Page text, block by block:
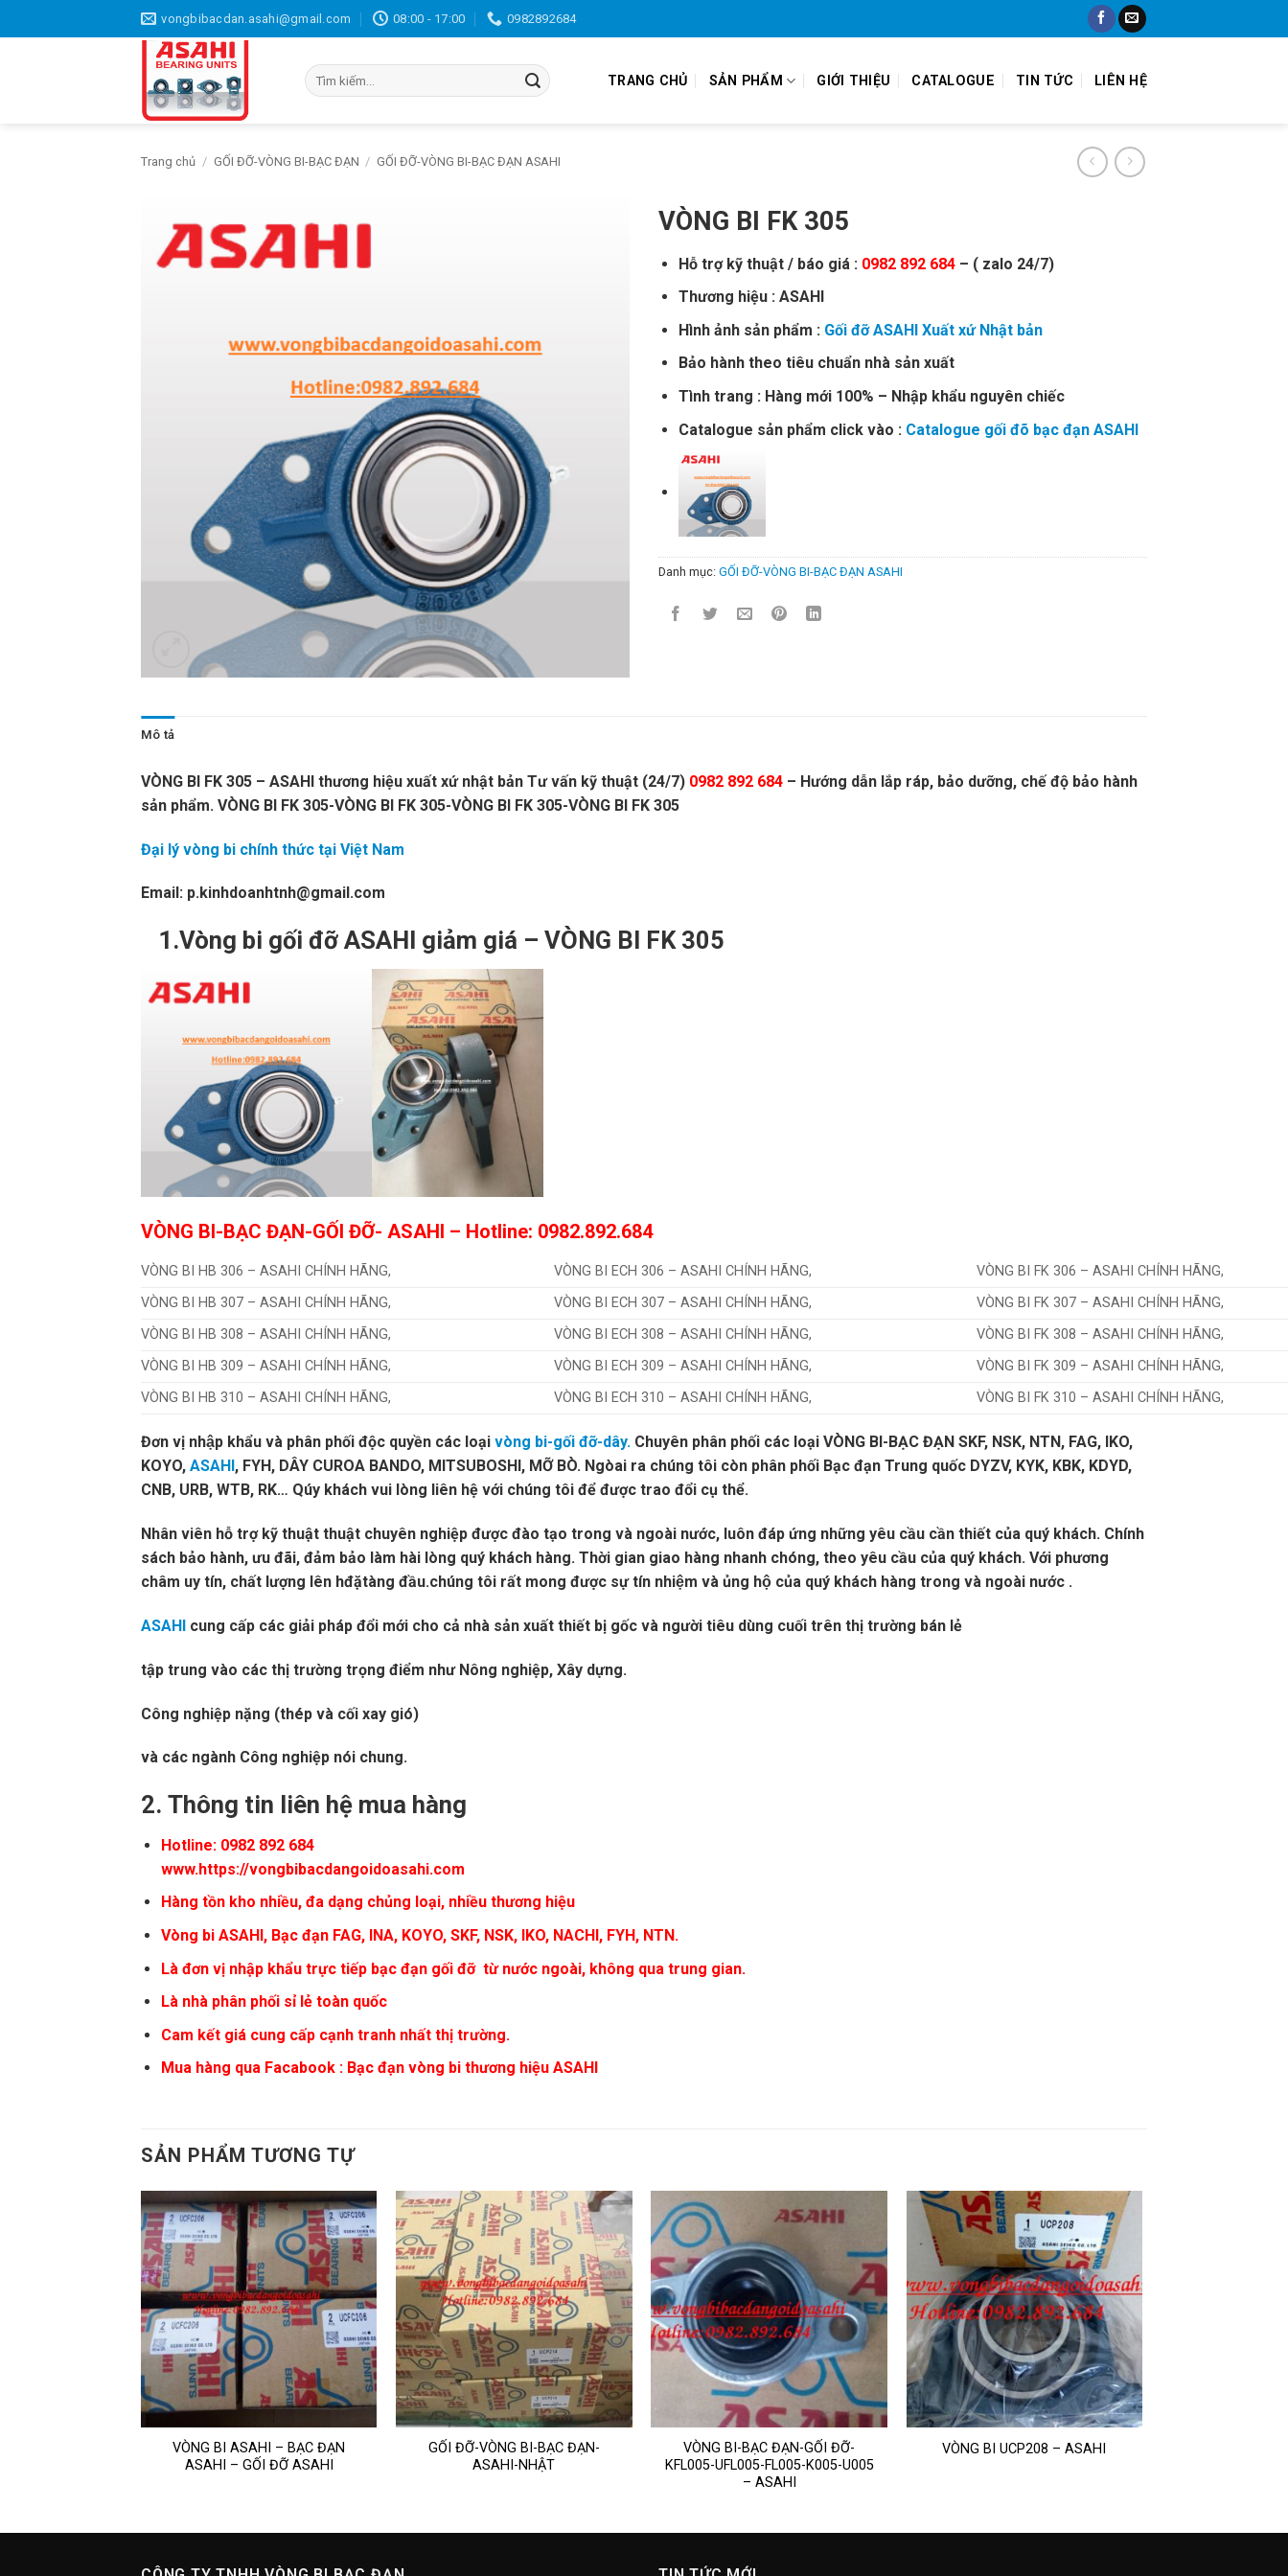
qua
vongbibacdan.asahi@gmail.com 08:00 - 17:00 0982892684
Tìm
kiếm:
TRANG CHỦ SẢN PHẨM GIỚI THIỆU CATALOGUE TIN TỨC LIÊN HỆ
Trang chủ / GỐI ĐỠ-VÒNG BI-BẠC ĐẠN / GỐI ĐỠ-VÒNG BI-BẠC ĐẠN ASAHI
VÒNG BI FK 305
Hỗ trợ kỹ thuật / báo giá : 0982 892 684– ( zalo 24/7)
Thương hiệu : ASAHI
Hình ảnh sản phẩm : Gối đỡ ASAHI Xuất xứ Nhật bản
Bảo hành theo tiêu chuẩn nhà sản xuất
Tình trang : Hàng mới 100% – Nhập khẩu nguyên chiếc
Catalogue sản phẩm click vào : Catalogue gối đõ bạc đạn ASAHI
Danh mục: GỐI ĐỠ-VÒNG BI-BẠC ĐẠN ASAHI
Mô tả
VÒNG BI FK 305 – ASAHI thương hiệu xuất xứ nhật bản Tư vấn kỹ thuật (24/7) 0982 892 684 – Hướng dẫn lắp ráp, bảo dưỡng, chế độ bảo hành
sản phẩm. VÒNG BI FK 305-VÒNG BI FK 305-VÒNG BI FK 305-VÒNG BI FK 305
Đại lý vòng bi chính thức tại Việt Nam
Email: p.kinhdoanhtnh@gmail.com
1.Vòng bi gối đỡ ASAHI giảm giá – VÒNG BI FK 305
VÒNG BI-BẠC ĐẠN-GỐI ĐỠ- ASAHI – Hotline: 0982.892.684
VÒNG BI HB 306 – ASAHI CHÍNH HÃNG, VÒNG BI ECH 306 – ASAHI CHÍNH HÃNG,
VÒNG BI FK 306 – ASAHI CHÍNH HÃNG,
VÒNG BI HB 307 – ASAHI CHÍNH HÃNG,
VÒNG BI ECH 307 – ASAHI CHÍNH HÃNG,
VÒNG BI FK 307 – ASAHI CHÍNH HÃNG,
VÒNG BI HB 308 – ASAHI CHÍNH HÃNG,
VÒNG BI ECH 308 – ASAHI CHÍNH HÃNG,
VÒNG BI FK 308 – ASAHI CHÍNH HÃNG,
VÒNG BI HB 309 – ASAHI CHÍNH HÃNG,
VÒNG BI ECH 309 – ASAHI CHÍNH HÃNG,
VÒNG BI FK 309 – ASAHI CHÍNH HÃNG,
VÒNG BI HB 310 – ASAHI CHÍNH HÃNG,
VÒNG BI ECH 310 – ASAHI CHÍNH HÃNG, VÒNG BI FK 310 – ASAHI CHÍNH HÃNG,
Đơn vị nhập khẩu và phân phối độc quyền các loại vòng bi-gối đỡ-dây. Chuyên phân phối các loại VÒNG BI-BẠC ĐẠN SKF, NSK, NTN, FAG, IKO,
KOYO, ASAHI , FYH, DÂY CUROA BANDO, MITSUBOSHI, MỠ BÒ. Ngòai ra chúng tôi còn phân phối Bạc đạn Trung quốc DYZV, KYK, KBK, KDYD,
CNB, URB, WTB, RK… Qúy khách vui lòng liên hệ với chúng tôi để được trao đổi cụ thể.
Nhân viên hỗ trợ kỹ thuật thuật chuyên nghiệp được đào tạo trong và ngoài nước, luôn đáp ứng những yêu cầu cần thiết của quý khách. Chính
sách bảo hành, ưu đãi, đảm bảo làm hài lòng quý khách hàng. Thời gian giao hàng nhanh chóng, theo yêu cầu của quý khách. Với phương
châm uy tín, chất lượng lên hđặtàng đầu.chúng tôi rất mong được sự tín nhiệm và ủng hộ của quý khách hàng trong và ngoài nước .
ASAHI cung cấp các giải pháp đổi mới cho cả nhà sản xuất thiết bị gốc và người tiêu dùng cuối trên thị trường bán lẻ
tập trung vào các thị trường trọng điểm như Nông nghiệp, Xây dựng.
Công nghiệp nặng (thép và cối xay gió)
và các ngành Công nghiệp nói chung.
2. Thông tin liên hệ mua hàng
Hotline: 0982 892 684
www.https://vongbibacdangoidoasahi.com
Hàng tồn kho nhiều, đa dạng chủng loại, nhiều thương hiệu
Vòng bi ASAHI, Bạc đạn FAG, INA, KOYO, SKF, NSK, IKO, NACHI, FYH, NTN.
Là đơn vị nhập khẩu trực tiếp bạc đạn gối đỡ từ nước ngoài, không qua trung gian.
Là nhà phân phối sỉ lẻ toàn quốc
Cam kết giá cung cấp cạnh tranh nhất thị trường.
Mua hàng qua Facabook : Bạc đạn vòng bi thương hiệu ASAHI
SẢN PHẨM TƯƠNG TỰ
VÒNG BI ASAHI – BẠC ĐẠN
ASAHI – GỐI ĐỠ ASAHI
GỐI ĐỠ-VÒNG BI-BẠC ĐẠN-
ASAHI-NHẬT
VÒNG BI-BẠC ĐẠN-GỐI ĐỠ-
KFL005-UFL005-FL005-K005-U005
– ASAHI
VÒNG BI UCP208 – ASAHI